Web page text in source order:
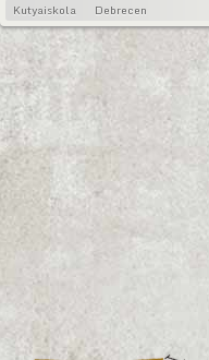
Kutyaiskola Debrecen